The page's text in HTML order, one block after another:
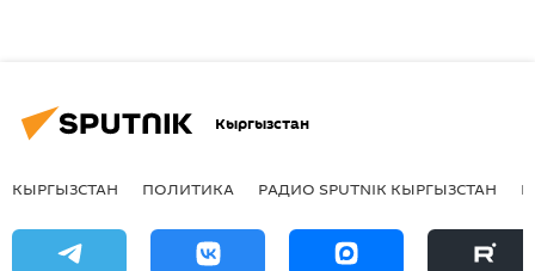
Кыргызстан
КЫРГЫЗСТАН ПОЛИТИКА РАДИО SPUTNIK КЫРГЫЗСТАН